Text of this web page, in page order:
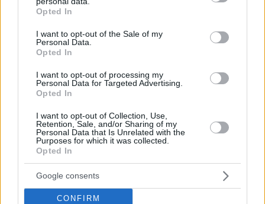
grant or deny consent to Google and its third-party tags to
use your data for below specified purposes in below Google
consent section.
Opted In
I want to opt-out of the Sale of my
Personal Data.
Opted In
I want to opt-out of processing my
Personal Data for Targeted Advertising.
Opted In
I want to opt-out of Collection, Use,
Retention, Sale, and/or Sharing of my
Personal Data that Is Unrelated with the
Purposes for which it was collected.
Opted In
Google consents
CONFIRM
Μητέρα και κόρη είχαν επιβιβαστεί στο
Bayesian, το σκάφος που βυθίστηκε στα
ανοιχτά του Πορτικέλο, μαζί με τον σύζυγό της,
συναδέλφους της και κάποιους συγγενείς.
«Ήταν τρομερό», αφηγείται η Σαρλότ. «Μέσα
σε λίγα λεπτά το σκάφος χτυπήθηκε από πολύ
δυνατό άνεμο και βυθίστηκε λίγο αργότερα».
Τόσο η 36χρονη, όσο και άλλοι επιζώντες,
ζητούν συνεχώς πληροφορίες από τους
γιατρούς για τους αγνοούμενους.
Η αναζήτηση για τους αγνοούμενους